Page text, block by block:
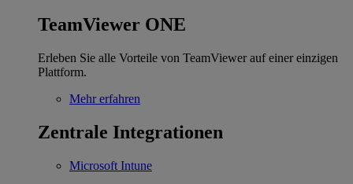
TeamViewer ONE
Erleben Sie alle Vorteile von TeamViewer auf einer einzigen
Plattform.
Mehr erfahren
Zentrale Integrationen
Microsoft Intune